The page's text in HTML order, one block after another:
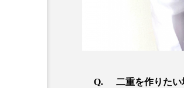
二重を作りた